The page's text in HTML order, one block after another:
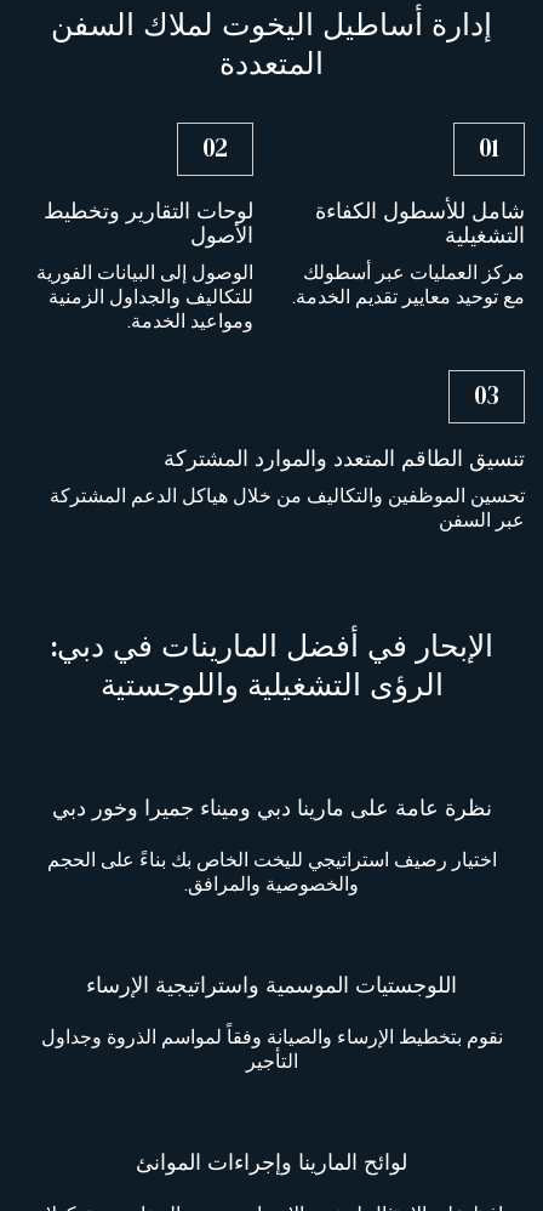
إدارة أساطيل اليخوت لملاك السفن
المتعددة
01
شامل للأسطول الكفاءة
التشغيلية
مركز العمليات عبر أسطولك
مع توحيد معايير تقديم الخدمة.
02
لوحات التقارير وتخطيط
الأصول
الوصول إلى البيانات الفورية
للتكاليف والجداول الزمنية
ومواعيد الخدمة.
03
تنسيق الطاقم المتعدد والموارد المشتركة
تحسين الموظفين والتكاليف من خلال هياكل الدعم المشتركة
عبر السفن
الإبحار في أفضل المارينات في دبي:
الرؤى التشغيلية واللوجستية
نظرة عامة على مارينا دبي وميناء جميرا وخور دبي
اختيار رصيف استراتيجي لليخت الخاص بك بناءً على الحجم
والخصوصية والمرافق.
اللوجستيات الموسمية واستراتيجية الإرساء
نقوم بتخطيط الإرساء والصيانة وفقاً لمواسم الذروة وجداول
التأجير
لوائح المارينا وإجراءات الموانئ